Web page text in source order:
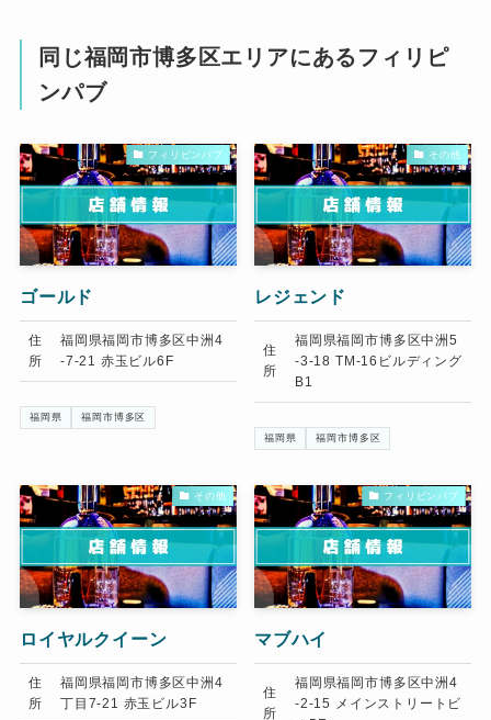
同じ福岡市博多区エリアにあるフィリピ
ンパブ
フィリピンパブ
ゴールド
住
所
福岡県福岡市博多区中洲4
-7-21 赤玉ビル6F
福岡県 福岡市博多区
その他
レジェンド
住
所
福岡県福岡市博多区中洲5
-3-18 TM-16ビルディング
B1
福岡県 福岡市博多区
その他
ロイヤルクイーン
住
所
福岡県福岡市博多区中洲4
丁目7-21 赤玉ビル3F
フィリピンパブ
マブハイ
住
所
福岡県福岡市博多区中洲4
-2-15 メインストリートビ